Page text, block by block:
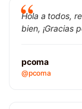
Hola a todos,
bien, ¡Gracias
pcoma
@pcoma